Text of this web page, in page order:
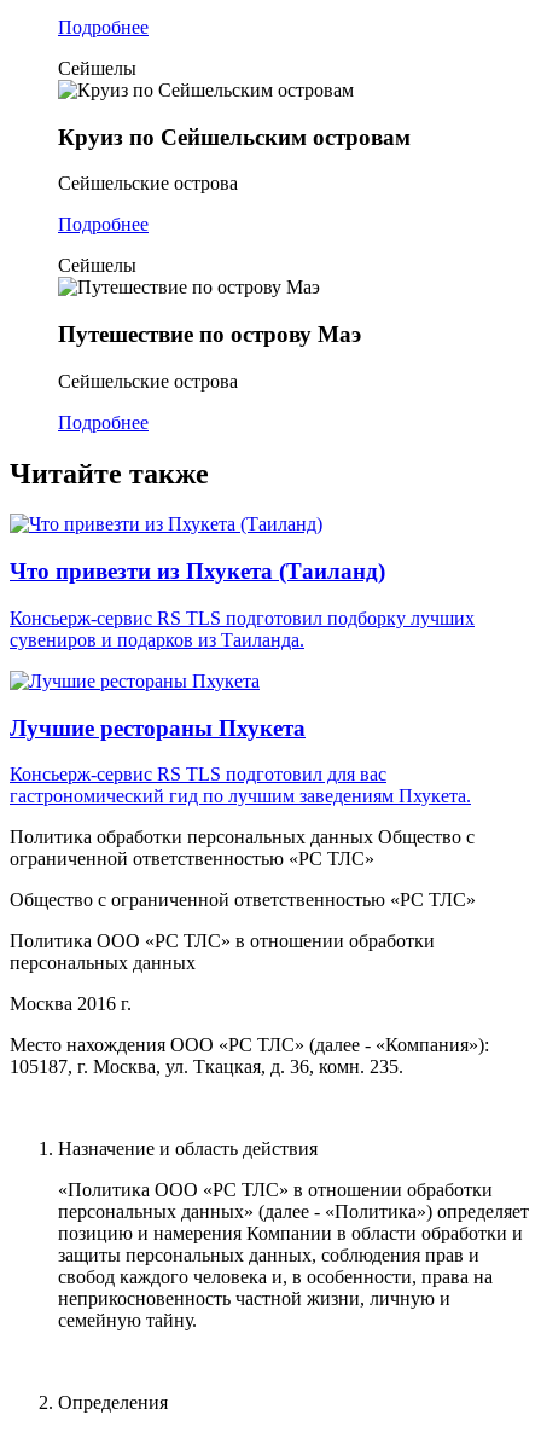
Подробнее
Сейшелы
Круиз по Сейшельским островам
Сейшельские острова
Подробнее
Сейшелы
Путешествие по острову Маэ
Сейшельские острова
Подробнее
Читайте также
Что привезти из Пхукета (Таиланд)
Консьерж-сервис RS TLS подготовил подборку лучших
сувениров и подарков из Таиланда.
Лучшие рестораны Пхукета
Консьерж-сервис RS TLS подготовил для вас
гастрономический гид по лучшим заведениям Пхукета.
Политика обработки персональных данных Общество с
ограниченной ответственностью «PC ТЛС»
Общество с ограниченной ответственностью «PC ТЛС»
Политика ООО «PC ТЛС» в отношении обработки
персональных данных
Москва 2016 г.
Место нахождения ООО «PC ТЛС» (далее - «Компания»):
105187, г. Москва, ул. Ткацкая, д. 36, комн. 235.
Назначение и область действия
«Политика ООО «PC ТЛС» в отношении обработки
персональных данных» (далее - «Политика») определяет
позицию и намерения Компании в области обработки и
защиты персональных данных, соблюдения прав и
свобод каждого человека и, в особенности, права на
неприкосновенность частной жизни, личную и
семейную тайну.
Определения